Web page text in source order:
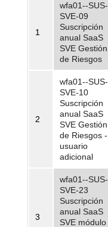
1
wfa01--SUS-
SVE-09
Suscripción
anual SaaS
SVE Gestión
de Riesgos
2
wfa01--SUS-
SVE-10
Suscripción
anual SaaS
SVE Gestión
de Riesgos -
usuario
adicional
3
wfa01--SUS-
SVE-23
Suscripción
anual SaaS
SVE módulo